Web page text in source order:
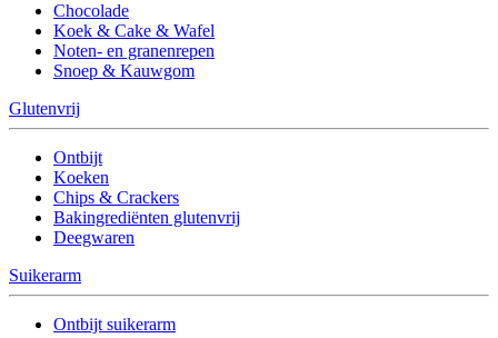
Chocolade
Koek & Cake & Wafel
Noten- en granenrepen
Snoep & Kauwgom
Glutenvrij
Ontbijt
Koeken
Chips & Crackers
Bakingrediënten glutenvrij
Deegwaren
Suikerarm
Ontbijt suikerarm